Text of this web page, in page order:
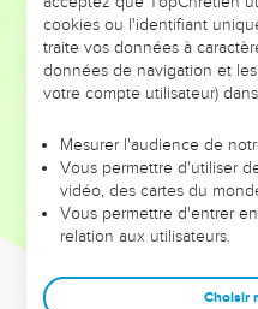
DE
ET SI LEURS ERREURS
leur foi ou leur vision. Mais
et les saisons difficiles qu'ils
sont elles qui
Dans cette conférence,
clés pour avancer avec plus
cookies ou l'identifiant
traite vos données à
données de navigation et
votre compte utilisateur)
Mesurer l'audience de
Vous permettre d'utiliser
vidéo, des cartes du
Vous permettre d'entrer
relation aux utilisateurs.
Choisir